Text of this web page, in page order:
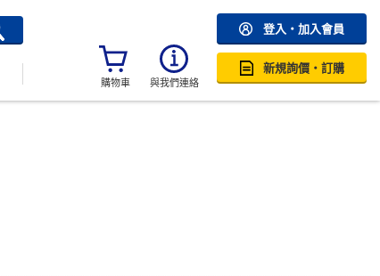
登入・加入會員
購物車 與我們連絡
新規詢價・訂購